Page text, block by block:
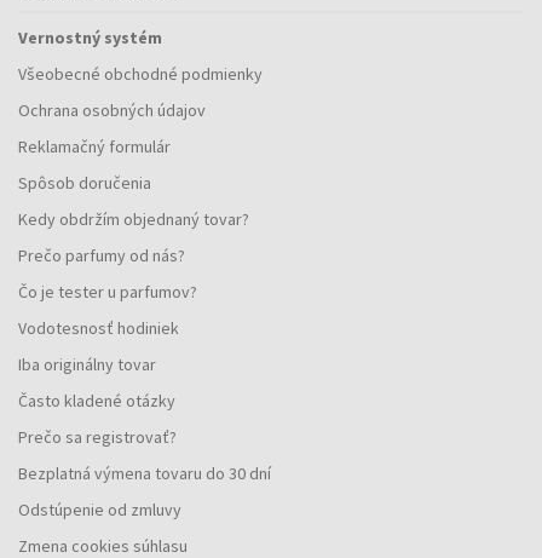
Vernostný systém
Všeobecné obchodné podmienky
Ochrana osobných údajov
Reklamačný formulár
Spôsob doručenia
Kedy obdržím objednaný tovar?
Prečo parfumy od nás?
Čo je tester u parfumov?
Vodotesnosť hodiniek
Iba originálny tovar
Často kladené otázky
Prečo sa registrovať?
Bezplatná výmena tovaru do 30 dní
Odstúpenie od zmluvy
Zmena cookies súhlasu